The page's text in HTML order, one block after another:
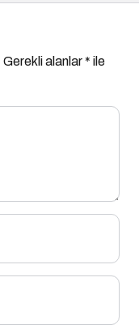
Gerekli alanlar* ile